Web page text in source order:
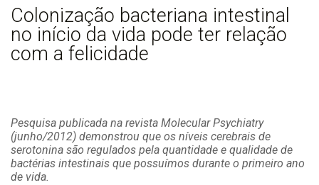
Colonização bacteriana intestinal
no início da vida pode ter relação
com a felicidade
Pesquisa publicada na revista Molecular Psychiatry
(junho/2012) demonstrou que os níveis cerebrais de
serotonina são regulados pela quantidade e qualidade de
bactérias intestinais que possuímos durante o primeiro ano
de vida.